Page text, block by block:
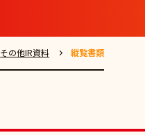
その他IR資料 縦覧書類